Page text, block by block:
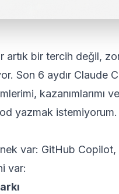
bir tercih değil,
Son 6 aydır
kazanımlarımı
yazmak istemiyorum.
var: GitHub
var: